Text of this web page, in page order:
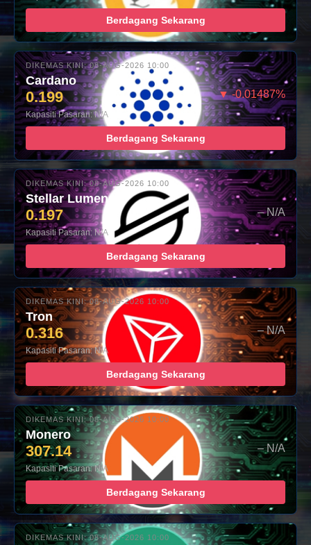
Berdagang Sekarang
DIKEMAS KINI: 08-AUG-2026 10:00
Cardano
0.199 ▼ -0.01487%
Kapasiti Pasaran: N/A
Berdagang Sekarang
DIKEMAS KINI: 08-AUG-2026 10:00
Stellar Lumens
0.197 – N/A
Kapasiti Pasaran: N/A
Berdagang Sekarang
DIKEMAS KINI: 08-AUG-2026 10:00
Tron
0.316 – N/A
Kapasiti Pasaran: N/A
Berdagang Sekarang
DIKEMAS KINI: 08-AUG-2026 10:00
Monero
307.14 – N/A
Kapasiti Pasaran: N/A
Berdagang Sekarang
DIKEMAS KINI: 08-AUG-2026 10:00